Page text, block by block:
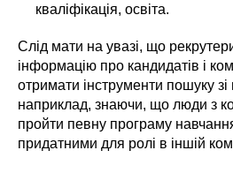
кваліфікація, освіта.
Слід мати на увазі, що
інформацію про кандидатів і
отримати інструменти пошуку
наприклад, знаючи, що люди з
пройти певну програму
придатними для ролі в іншій